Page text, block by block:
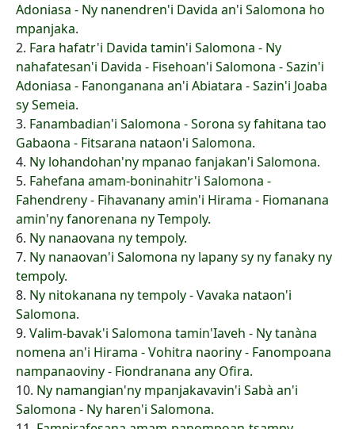
Adoniasa - Ny nanendren'i Davida an'i Salomona ho
mpanjaka.
2. Fara hafatr'i Davida tamin'i Salomona - Ny
nahafatesan'i Davida - Fisehoan'i Salomona - Sazin'i
Adoniasa - Fanonganana an'i Abiatara - Sazin'i Joaba
sy Semeia.
3. Fanambadian'i Salomona - Sorona sy fahitana tao
Gabaona - Fitsarana nataon'i Salomona.
4. Ny lohandohan'ny mpanao fanjakan'i Salomona.
5. Fahefana amam-boninahitr'i Salomona -
Fahendreny - Fihavanany amin'i Hirama - Fiomanana
amin'ny fanorenana ny Tempoly.
6. Ny nanaovana ny tempoly.
7. Ny nanaovan'i Salomona ny lapany sy ny fanaky ny
tempoly.
8. Ny nitokanana ny tempoly - Vavaka nataon'i
Salomona.
9. Valim-bavak'i Salomona tamin'Iaveh - Ny tanàna
nomena an'i Hirama - Vohitra naoriny - Fanompoana
nampanaoviny - Fiondranana any Ofira.
10. Ny namangian'ny mpanjakavavin'i Sabà an'i
Salomona - Ny haren'i Salomona.